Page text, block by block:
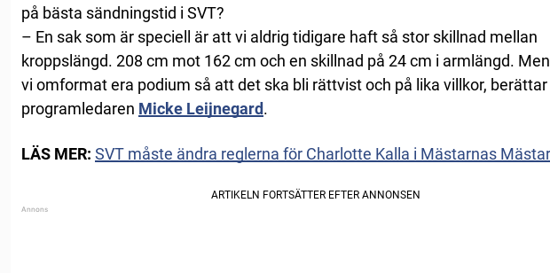
på bästa sändningstid i SVT?
– En sak som är speciell är att vi aldrig tidigare haft så stor skillnad mellan
kroppslängd. 208 cm mot 162 cm och en skillnad på 24 cm i armlängd.
vi omformat era podium så att det ska bli rättvist och på lika villkor, berättar
programledaren Micke Leijnegard.
LÄS MER: SVT måste ändra reglerna för Charlotte Kalla i Mästarnas